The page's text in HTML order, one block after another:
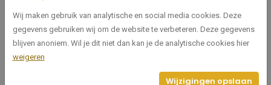
Gerelateerde producten
Wij maken gebruik van analytische en social media cookies. Deze
gegevens gebruiken wij om de website te verbeteren. Deze gegevens
blijven anoniem. Wil je dit niet dan kan je de analytische cookies hier
weigeren
Wijzigingen opslaan